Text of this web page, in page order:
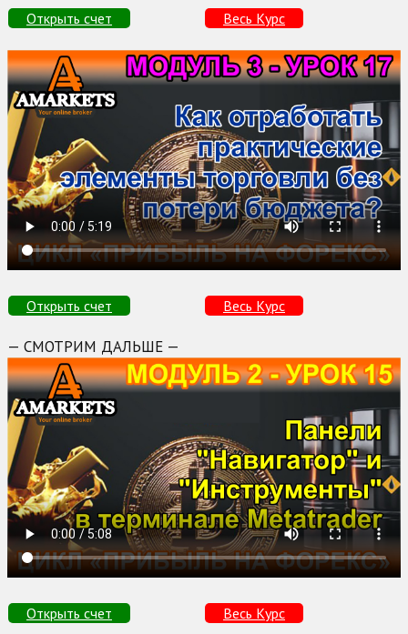
Открыть счет Весь Курс
Открыть счет Весь Курс
— СМОТРИМ ДАЛЬШЕ —
Открыть счет Весь Курс